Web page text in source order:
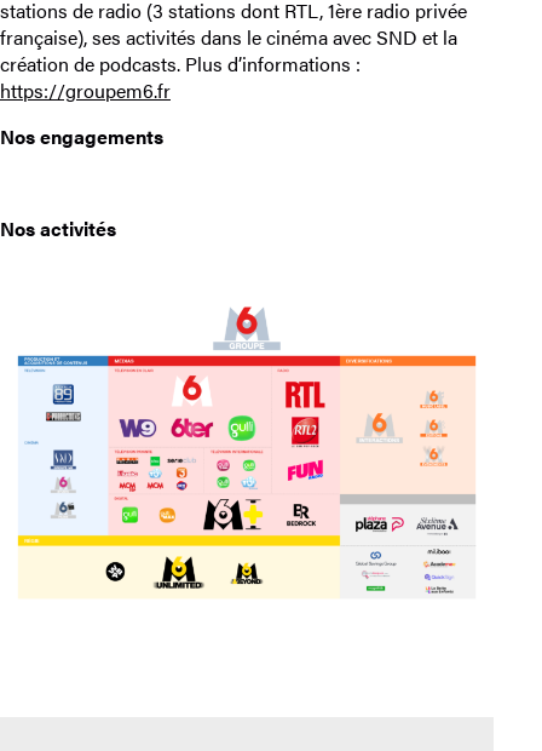
stations de radio (3 stations dont RTL, 1ère radio privée
française), ses activités dans le cinéma avec SND et la
création de podcasts. Plus d’informations :
https://groupem6.fr
Nos engagements
Nos activités